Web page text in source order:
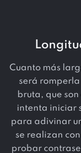
Cuanto más
será
bruta, que
intenta iniciar
para adivinar
se realizan
probar